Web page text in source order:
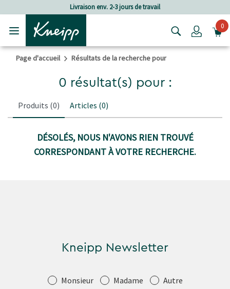
Passer au contenu principal
Passer au contenu du pied de page
Livraison env. 2-3 jours de travail
Login0
Page d'accueil Résultats de la recherche pour
0 résultat(s) pour :
Produits (0) Articles (0)
DÉSOLÉS, NOUS N'AVONS RIEN TROUVÉ
CORRESPONDANT À VOTRE RECHERCHE.
Kneipp Newsletter
SalutationMonsieur Madame Autre